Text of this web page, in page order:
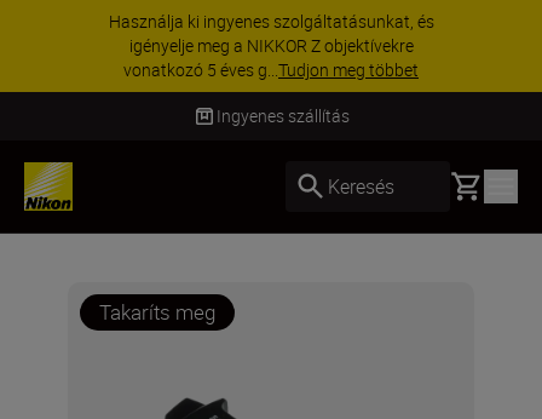
Használja ki ingyenes szolgáltatásunkat, és
igényelje meg a NIKKOR Z objektívekre
vonatkozó 5 éves g...Tudjon meg többet
Ingyenes szállítás
Keresés Basket
Takaríts meg